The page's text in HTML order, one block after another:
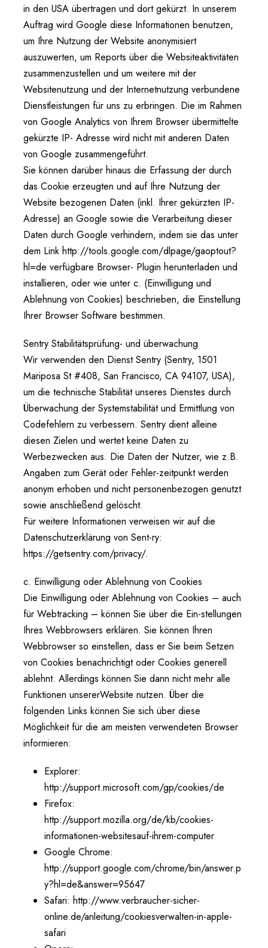
in den USA übertragen und dort gekürzt. In unserem
Auftrag wird Google diese Informationen benutzen,
um Ihre Nutzung der Website anonymisiert
auszuwerten, um Reports über die Websiteaktivitäten
zusammenzustellen und um weitere mit der
Websitenutzung und der Internetnutzung verbundene
Dienstleistungen für uns zu erbringen. Die im Rahmen
von Google Analytics von Ihrem Browser übermittelte
gekürzte IP- Adresse wird nicht mit anderen Daten
von Google zusammengeführt.
Sie können darüber hinaus die Erfassung der durch
das Cookie erzeugten und auf Ihre Nutzung der
Website bezogenen Daten (inkl. Ihrer gekürzten IP-
Adresse) an Google sowie die Verarbeitung dieser
Daten durch Google verhindern, indem sie das unter
dem Link http://tools.google.com/dlpage/gaoptout?
hl=de verfügbare Browser- Plugin herunterladen und
installieren, oder wie unter c. (Einwilligung und
Ablehnung von Cookies) beschrieben, die Einstellung
Ihrer Browser Software bestimmen.
Sentry Stabilitätsprüfung- und überwachung
Wir verwenden den Dienst Sentry (Sentry, 1501
Mariposa St #408, San Francisco, CA 94107, USA),
um die technische Stabilität unseres Dienstes durch
Überwachung der Systemstabilität und Ermittlung von
Codefehlern zu verbessern. Sentry dient alleine
diesen Zielen und wertet keine Daten zu
Werbezwecken aus. Die Daten der Nutzer, wie z.B.
Angaben zum Gerät oder Fehler-zeitpunkt werden
anonym erhoben und nicht personenbezogen genutzt
sowie anschließend gelöscht.
Für weitere Informationen verweisen wir auf die
Datenschutzerklärung von Sent-ry:
https://getsentry.com/privacy/.
c. Einwilligung oder Ablehnung von Cookies
Die Einwilligung oder Ablehnung von Cookies – auch
für Webtracking – können Sie über die Ein-stellungen
Ihres Webbrowsers erklären. Sie können Ihren
Webbrowser so einstellen, dass er Sie beim Setzen
von Cookies benachrichtigt oder Cookies generell
ablehnt. Allerdings können Sie dann nicht mehr alle
Funktionen unsererWebsite nutzen. Über die
folgenden Links können Sie sich über diese
Möglichkeit für die am meisten verwendeten Browser
informieren:
Explorer:
http://support.microsoft.com/gp/cookies/de
Firefox:
http://support.mozilla.org/de/kb/cookies-
informationen-websitesauf-ihrem-computer
Google Chrome:
http://support.google.com/chrome/bin/answer.p
y?hl=de&answer=95647
Safari: http://www.verbraucher-sicher-
online.de/anleitung/cookiesverwalten-in-apple-
safari